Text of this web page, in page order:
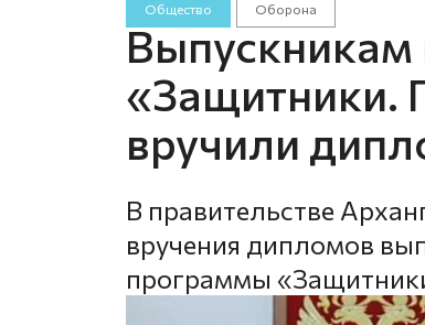
Общество Оборона
«Защитники.
вручили
В правительстве
вручения дипломов
программы